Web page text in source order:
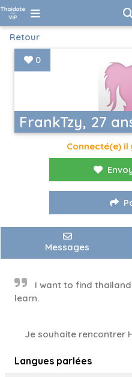
Retour
FrankTzy, 27
0
Connecté(e) il
Messages
I want to find
learn.
Je souhaite rencontrer
Langues parlées